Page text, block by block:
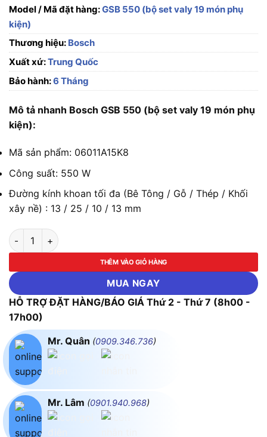
Model / Mã đặt hàng:GSB 550 (bộ set valy 19 món phụ
kiện)
Thương hiệu: Bosch
Xuất xứ:Trung Quốc
Bảo hành:6 Tháng
Mô tả nhanh Bosch GSB 550 (bộ set valy 19 món phụ
kiện):
Mã sản phẩm: 06011A15K8
Công suất: 550 W
Đường kính khoan tối đa (Bê Tông / Gỗ / Thép / Khối
xây nề) : 13 / 25 / 10 / 13 mm
Máy khoan động lực Bosch GSB 550 (bộ set valy 19 món phụ
THÊM VÀO GIỎ HÀNG
MUA NGAY
HỖ TRỢ ĐẶT HÀNG/BÁO GIÁ Thứ 2 - Thứ 7 (8h00 -
17h00)
Mr. Quân (0909.346.736)
Mr. Lâm (0901.940.968)